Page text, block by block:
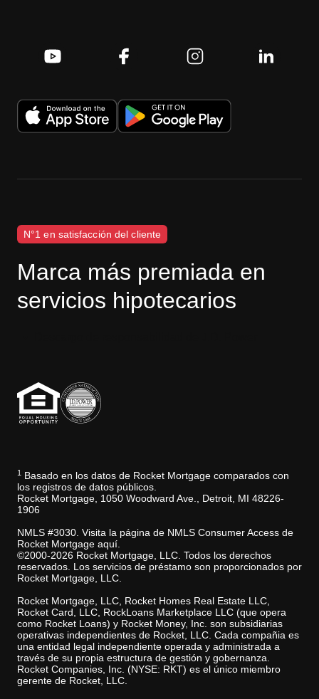
N°1 en satisfacción del cliente
Marca más premiada en
servicios hipotecarios
1
Basado en los datos de Rocket Mortgage comparados con
los registros de datos públicos.
Rocket Mortgage, 1050 Woodward Ave., Detroit, MI 48226-
1906
NMLS #3030. Visita la página de NMLS Consumer Access de
Rocket Mortgage aquí.
©2000-2026 Rocket Mortgage, LLC. Todos los derechos
reservados. Los servicios de préstamo son proporcionados por
Rocket Mortgage, LLC.
Rocket Mortgage, LLC, Rocket Homes Real Estate LLC,
Rocket Card, LLC, RockLoans Marketplace LLC (que opera
como Rocket Loans) y Rocket Money, Inc. son subsidiarias
operativas independientes de Rocket, LLC. Cada compañia es
una entidad legal independiente operada y administrada a
través de su propia estructura de gestión y gobernanza.
Rocket Companies, Inc. (NYSE: RKT) es el único miembro
gerente de Rocket, LLC.